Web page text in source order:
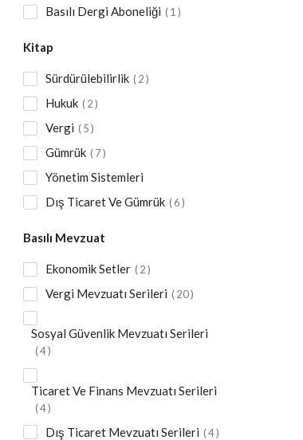
Basılı Dergi Aboneliği 1
Kitap
Sürdürülebilirlik 2
Hukuk 2
Vergi 5
Gümrük 7
Yönetim Sistemleri
Dış Ticaret Ve Gümrük
6
Basılı Mevzuat
Ekonomik Setler 2
Vergi Mevzuatı Serileri 20
Sosyal Güvenlik Mevzuatı Serileri
4
Ticaret Ve Finans Mevzuatı Serileri
4
Dış Ticaret Mevzuatı Serileri 4